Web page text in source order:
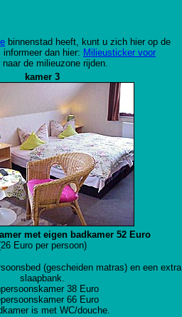
binnenstad heeft, kunt u zich hier op de
dan hier: Milieusticker voor
de milieuzone rijden.
kamer 3
met eigen badkamer 52 Euro
Euro per persoon)
(gescheiden matras) en een extra
slaapbank.
38 Euro
66 Euro
is met WC/douche.